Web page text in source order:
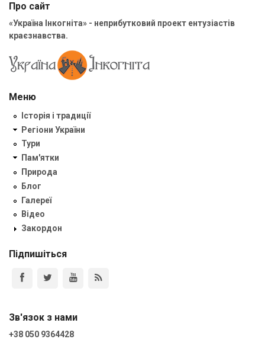
Про сайт
«Україна Інкогніта» - неприбутковий проект ентузіастів
краєзнавства.
Меню
Історія і традиції
Регіони України
Тури
Пам'ятки
Природа
Блог
Галереї
Відео
Закордон
Підпишіться
Зв'язок з нами
+38 050 9364428